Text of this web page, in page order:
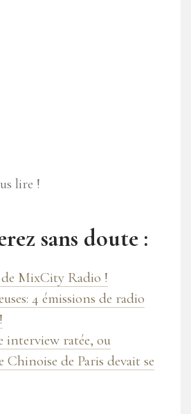
lire !
sans doute :
de MixCity Radio !
4 émissions de radio
interview ratée, ou
de Paris devait se